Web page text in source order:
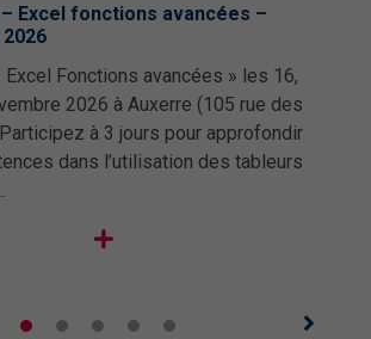
Excel fonctions avancées –
Excel Fonctions avancées » les 16,
2026 à Auxerre (105 rue des
à 3 jours pour approfondir
dans l’utilisation des tableurs